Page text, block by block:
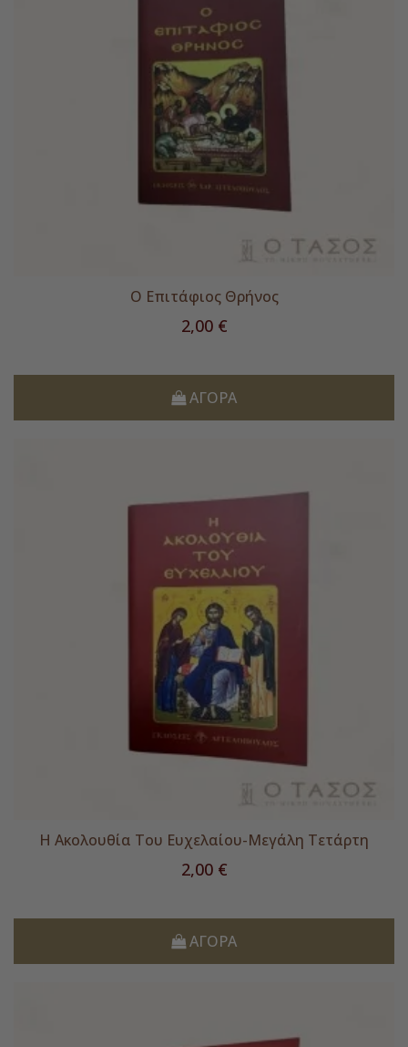
Ο Επιτάφιος Θρήνος
Τιμή
2,00 €
ΑΓΟΡΆ
Η Ακολουθία Του Ευχελαίου-Μεγάλη Τετάρτη
Τιμή
2,00 €
ΑΓΟΡΆ